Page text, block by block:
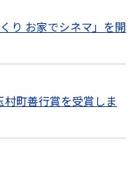
り お家でシネマ」を開
町善行賞を受賞しま